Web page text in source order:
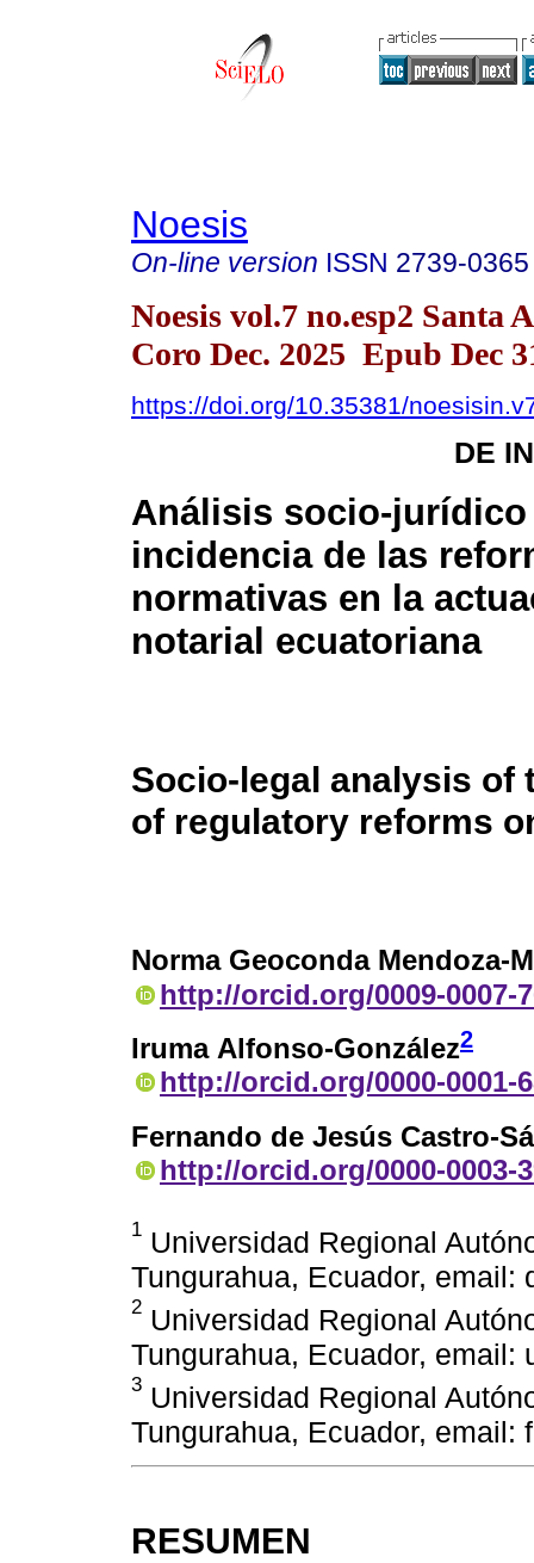
Noesis
On-line version ISSN 2739-0365
Noesis vol.7 no.esp2 Santa
Coro Dec. 2025 Epub Dec
https://doi.org/10.35381/
DE
Análisis socio-jurídico
incidencia de las
normativas en la
notarial ecuatoriana
Socio-legal analysis of
of regulatory reforms
Norma Geoconda Mendoza-
http://orcid.org/0009-0007-
Iruma Alfonso-González2
http://orcid.org/0000-0001-
Fernando de Jesús Castro-
http://orcid.org/0000-0003-
1 Universidad Regional
Tungurahua, Ecuador, email:
2 Universidad Regional
Tungurahua, Ecuador, email:
3 Universidad Regional
Tungurahua, Ecuador, email:
RESUMEN